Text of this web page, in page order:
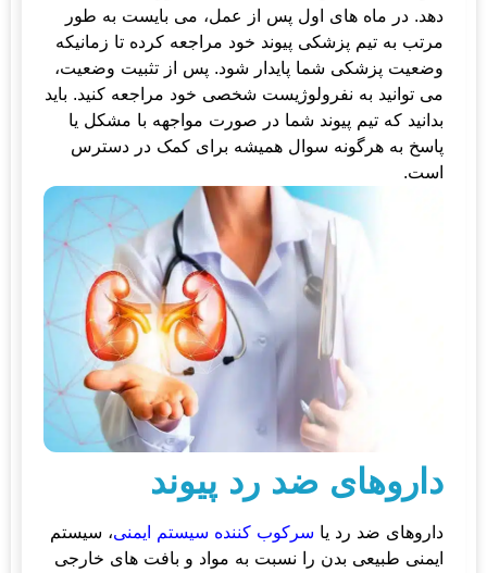
دهد. در ماه های اول پس از عمل، می بایست به طور
مرتب به تیم پزشکی پیوند خود مراجعه کرده تا زمانیکه
وضعیت پزشکی شما پایدار شود. پس از تثبیت وضعیت،
می توانید به نفرولوژیست شخصی خود مراجعه کنید. باید
بدانید که تیم پیوند شما در صورت مواجهه با مشکل یا
پاسخ به هرگونه سوال همیشه برای کمک در دسترس
است.
داروهای ضد رد پیوند
داروهای ضد رد یا سرکوب کننده سیستم ایمنی، سیستم
ایمنی طبیعی بدن را نسبت به مواد و بافت های خارجی